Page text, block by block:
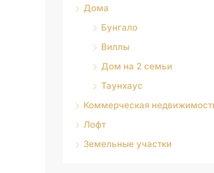
Дома
Бунгало
Виллы
Дом на 2 семьи
Таунхаус
Коммерческая
Лофт
Земельные участки